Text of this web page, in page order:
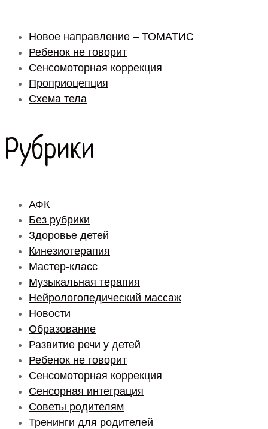
Новое направление – ТОМАТИС
Ребенок не говорит
Сенсомоторная коррекция
Проприоцепция
Схема тела
Рубрики
АФК
Без рубрики
Здоровье детей
Кинезиотерапия
Мастер-класс
Музыкальная терапия
Нейрологопедический массаж
Новости
Образование
Развитие речи у детей
Ребенок не говорит
Сенсомоторная коррекция
Сенсорная интеграция
Советы родителям
Тренинги для родителей